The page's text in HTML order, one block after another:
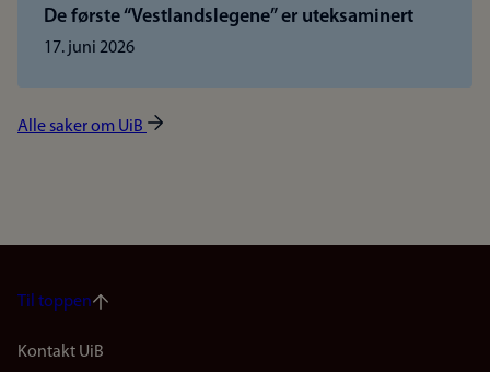
De første “Vestlandslegene” er uteksaminert
17. juni 2026
Alle saker om UiB
Til toppen
Footer
Kontakt UiB